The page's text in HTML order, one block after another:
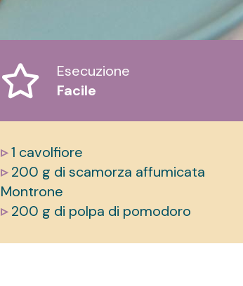
Esecuzione
Facile
▹1 cavolfiore
▹200 g di scamorza affumicata
Montrone
▹200 g di polpa di pomodoro